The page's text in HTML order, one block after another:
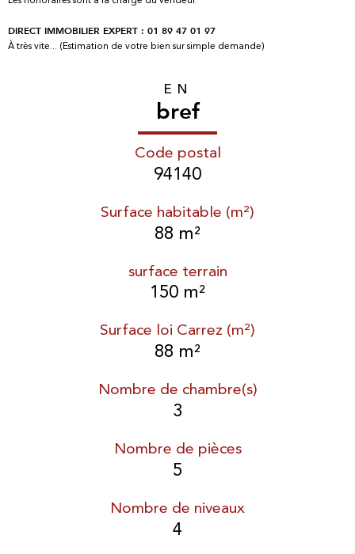
DIRECT IMMOBILIER EXPERT : 01 89 47 01 97
À très vite... (Estimation de votre bien sur simple demande)
EN
bref
Code postal
94140
Surface habitable (m²)
88 m²
surface terrain
150 m²
Surface loi Carrez (m²)
88 m²
Nombre de chambre(s)
3
Nombre de pièces
5
Nombre de niveaux
4